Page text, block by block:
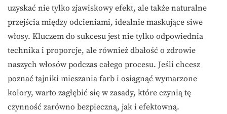
uzyskać nie tylko zjawiskowy efekt, ale także naturalne
przejścia między odcieniami, idealnie maskujące siwe
włosy. Kluczem do sukcesu jest nie tylko odpowiednia
technika i proporcje, ale również dbałość o zdrowie
naszych włosów podczas całego procesu. Jeśli chcesz
poznać tajniki mieszania farb i osiągnąć wymarzone
kolory, warto zagłębić się w zasady, które czynią tę
czynność zarówno bezpieczną, jak i efektowną.